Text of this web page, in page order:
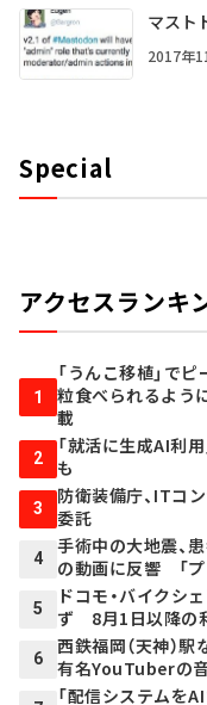
マスト
2017年
Special
アクセスランキ
1
「うんこ移植」で
粒食べられるよ
載
2
「就活に生成AI利
も
3
防衛装備庁、ITコ
委託
4
手術中の大地震、
の動画に反響 「プ
5
ドコモ・バイクシ
ず 8月1日以降の
6
西鉄福岡（天神）
有名YouTuberの
「配信システムを